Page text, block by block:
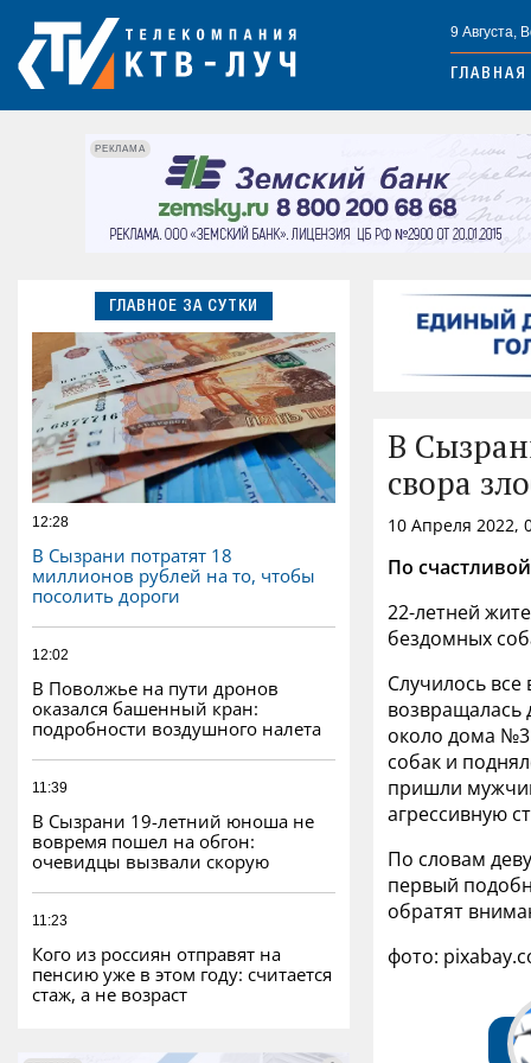
9 Августа,
ГЛАВНАЯ
РЕКЛАМА
ГЛАВНОЕ ЗА СУТКИ
12:28
В Сызрани потратят 18
миллионов рублей на то, чтобы
посолить дороги
12:02
В Поволжье на пути дронов
оказался башенный кран:
подробности воздушного налета
11:39
В Сызрани 19-летний юноша не
вовремя пошел на обгон:
очевидцы вызвали скорую
11:23
Кого из россиян отправят на
пенсию уже в этом году: считается
стаж, а не возраст
В
свора
10 Апреля 2022,
По
22-летней
бездомных
Случилось
возвращалась
около дома №3
собак и
пришли
агрессивную
По словам
первый
обратят
фото: